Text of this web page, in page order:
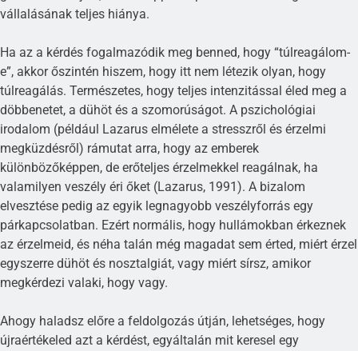
vállalásának teljes hiánya.
Ha az a kérdés fogalmazódik meg benned, hogy “túlreagálom-
e”, akkor őszintén hiszem, hogy itt nem létezik olyan, hogy
túlreagálás. Természetes, hogy teljes intenzitással éled meg a
döbbenetet, a dühöt és a szomorúságot. A pszichológiai
irodalom (például Lazarus elmélete a stresszről és érzelmi
megküzdésről) rámutat arra, hogy az emberek
különbözőképpen, de erőteljes érzelmekkel reagálnak, ha
valamilyen veszély éri őket (Lazarus, 1991). A bizalom
elvesztése pedig az egyik legnagyobb veszélyforrás egy
párkapcsolatban. Ezért normális, hogy hullámokban érkeznek
az érzelmeid, és néha talán még magadat sem érted, miért érzel
egyszerre dühöt és nosztalgiát, vagy miért sírsz, amikor
megkérdezi valaki, hogy vagy.
Ahogy haladsz előre a feldolgozás útján, lehetséges, hogy
újraértékeled azt a kérdést, egyáltalán mit keresel egy